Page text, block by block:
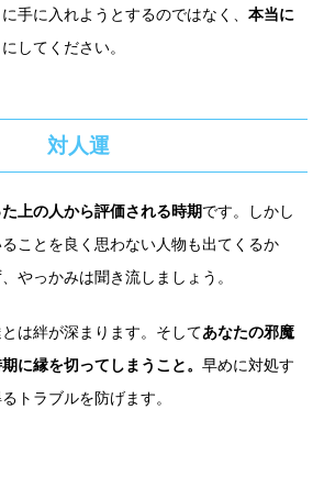
手に入れようとするのではなく、 本当に
してください。
対人運
た上の人から評価される時期です。しかし
ことを良く思わない人物も出てくるか
やっかみは聞き流しましょう。
は絆が深まります。そしてあなたの邪魔
に縁を切ってしまうこと。 早めに対処す
トラブルを防げます。